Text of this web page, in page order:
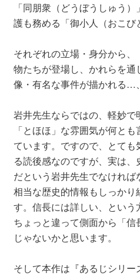
「同朋衆（どうぼうしゅう
護も務める「御小人（おこび
それぞれの立場・身分から
物たちが登場し、かれらを
像・有名な事件が描かれる…
岩井先生ならではの、軽妙で
「とほほ」な雰囲気が何と
ています。ですので、とて
る読後感なのですが、実は
だという岩井先生でなければ
相当な歴史的情報もしっか
す。信長には詳しい、という
ちょっと違って側面から「
じゃないかと思います。
そして本作は『あるじシリ